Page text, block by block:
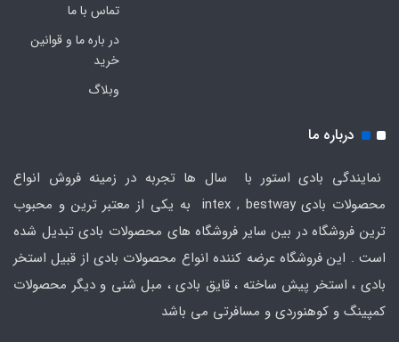
تماس با ما
در باره ما و قوانین
خرید
وبلاگ
درباره ما
نمایندگی بادی استور با سال ها تجربه در زمینه فروش انواع
محصولات بادی intex , bestway به یکی از معتبر ترین و محبوب
ترین فروشگاه در بین سایر فروشگاه های محصولات بادی تبدیل شده
است . این فروشگاه عرضه کننده انواع محصولات بادی از قبیل استخر
بادی ، استخر پیش ساخته ، قایق بادی ، مبل شنی و دیگر محصولات
کمپینگ و کوهنوردی و مسافرتی می باشد